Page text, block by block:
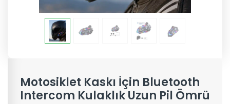
Motosiklet Kaskı İçin Bluetooth
Intercom Kulaklık Uzun Pil Ömrü